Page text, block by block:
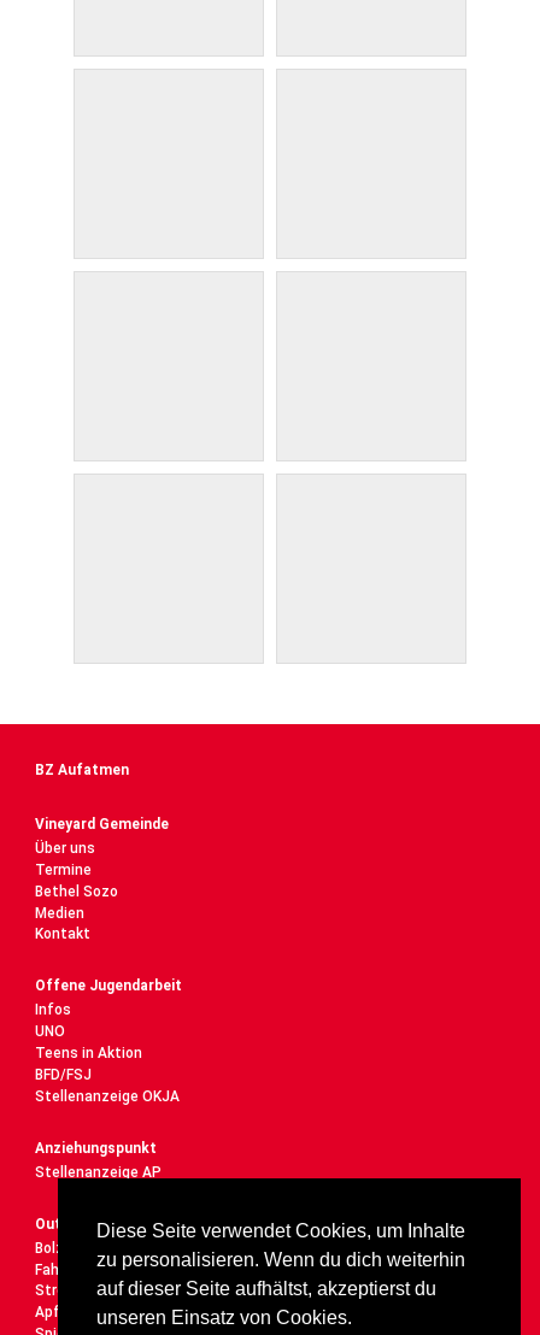
Diese Seite verwendet Cookies, um Inhalte
zu personalisieren. Wenn du dich weiterhin
auf dieser Seite aufhältst, akzeptierst du
unseren Einsatz von Cookies.
BZ Aufatmen
Vineyard Gemeinde
Über uns
Termine
Bethel Sozo
Medien
Kontakt
Offene Jugendarbeit
Infos
UNO
Teens in Aktion
BFD/FSJ
Stellenanzeige OKJA
Anziehungspunkt
Stellenanzeige AP
Outdoor
Bolzplatz
Fahrrad-Service-Station
Street-Workout-Anlage
Apfelbaumparade